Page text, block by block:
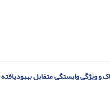
ویژگی وابستگی متقابل بهبودیافته